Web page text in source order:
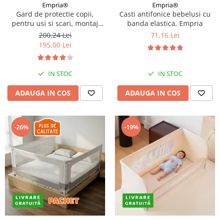
Empria®
Gard de protectie copii,
pentru usi si scari, montaj
prin presiune, dimensiune
reglabila 71-77 cm, Empria,
Alb
200,24 Lei
195,00 Lei
IN STOC
ADAUGA IN COS
Empria®
Casti antifonice bebelusi cu
banda elastica, Empria
71,16 Lei
IN STOC
ADAUGA IN COS
-26% -19%